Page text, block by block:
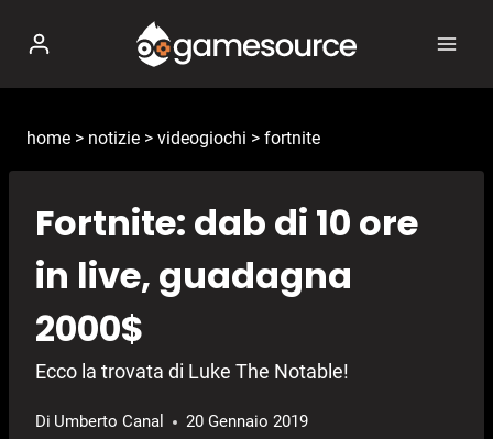
contenuto
home > notizie > videogiochi > fortnite
Fortnite: dab di 10 ore
in live, guadagna
2000$
Ecco la trovata di Luke The Notable!
Di Umberto Canal 20 Gennaio 2019